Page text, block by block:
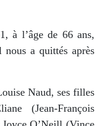
à l’âge de 66 ans,
a quittés après
Naud, ses filles
(Jean-François